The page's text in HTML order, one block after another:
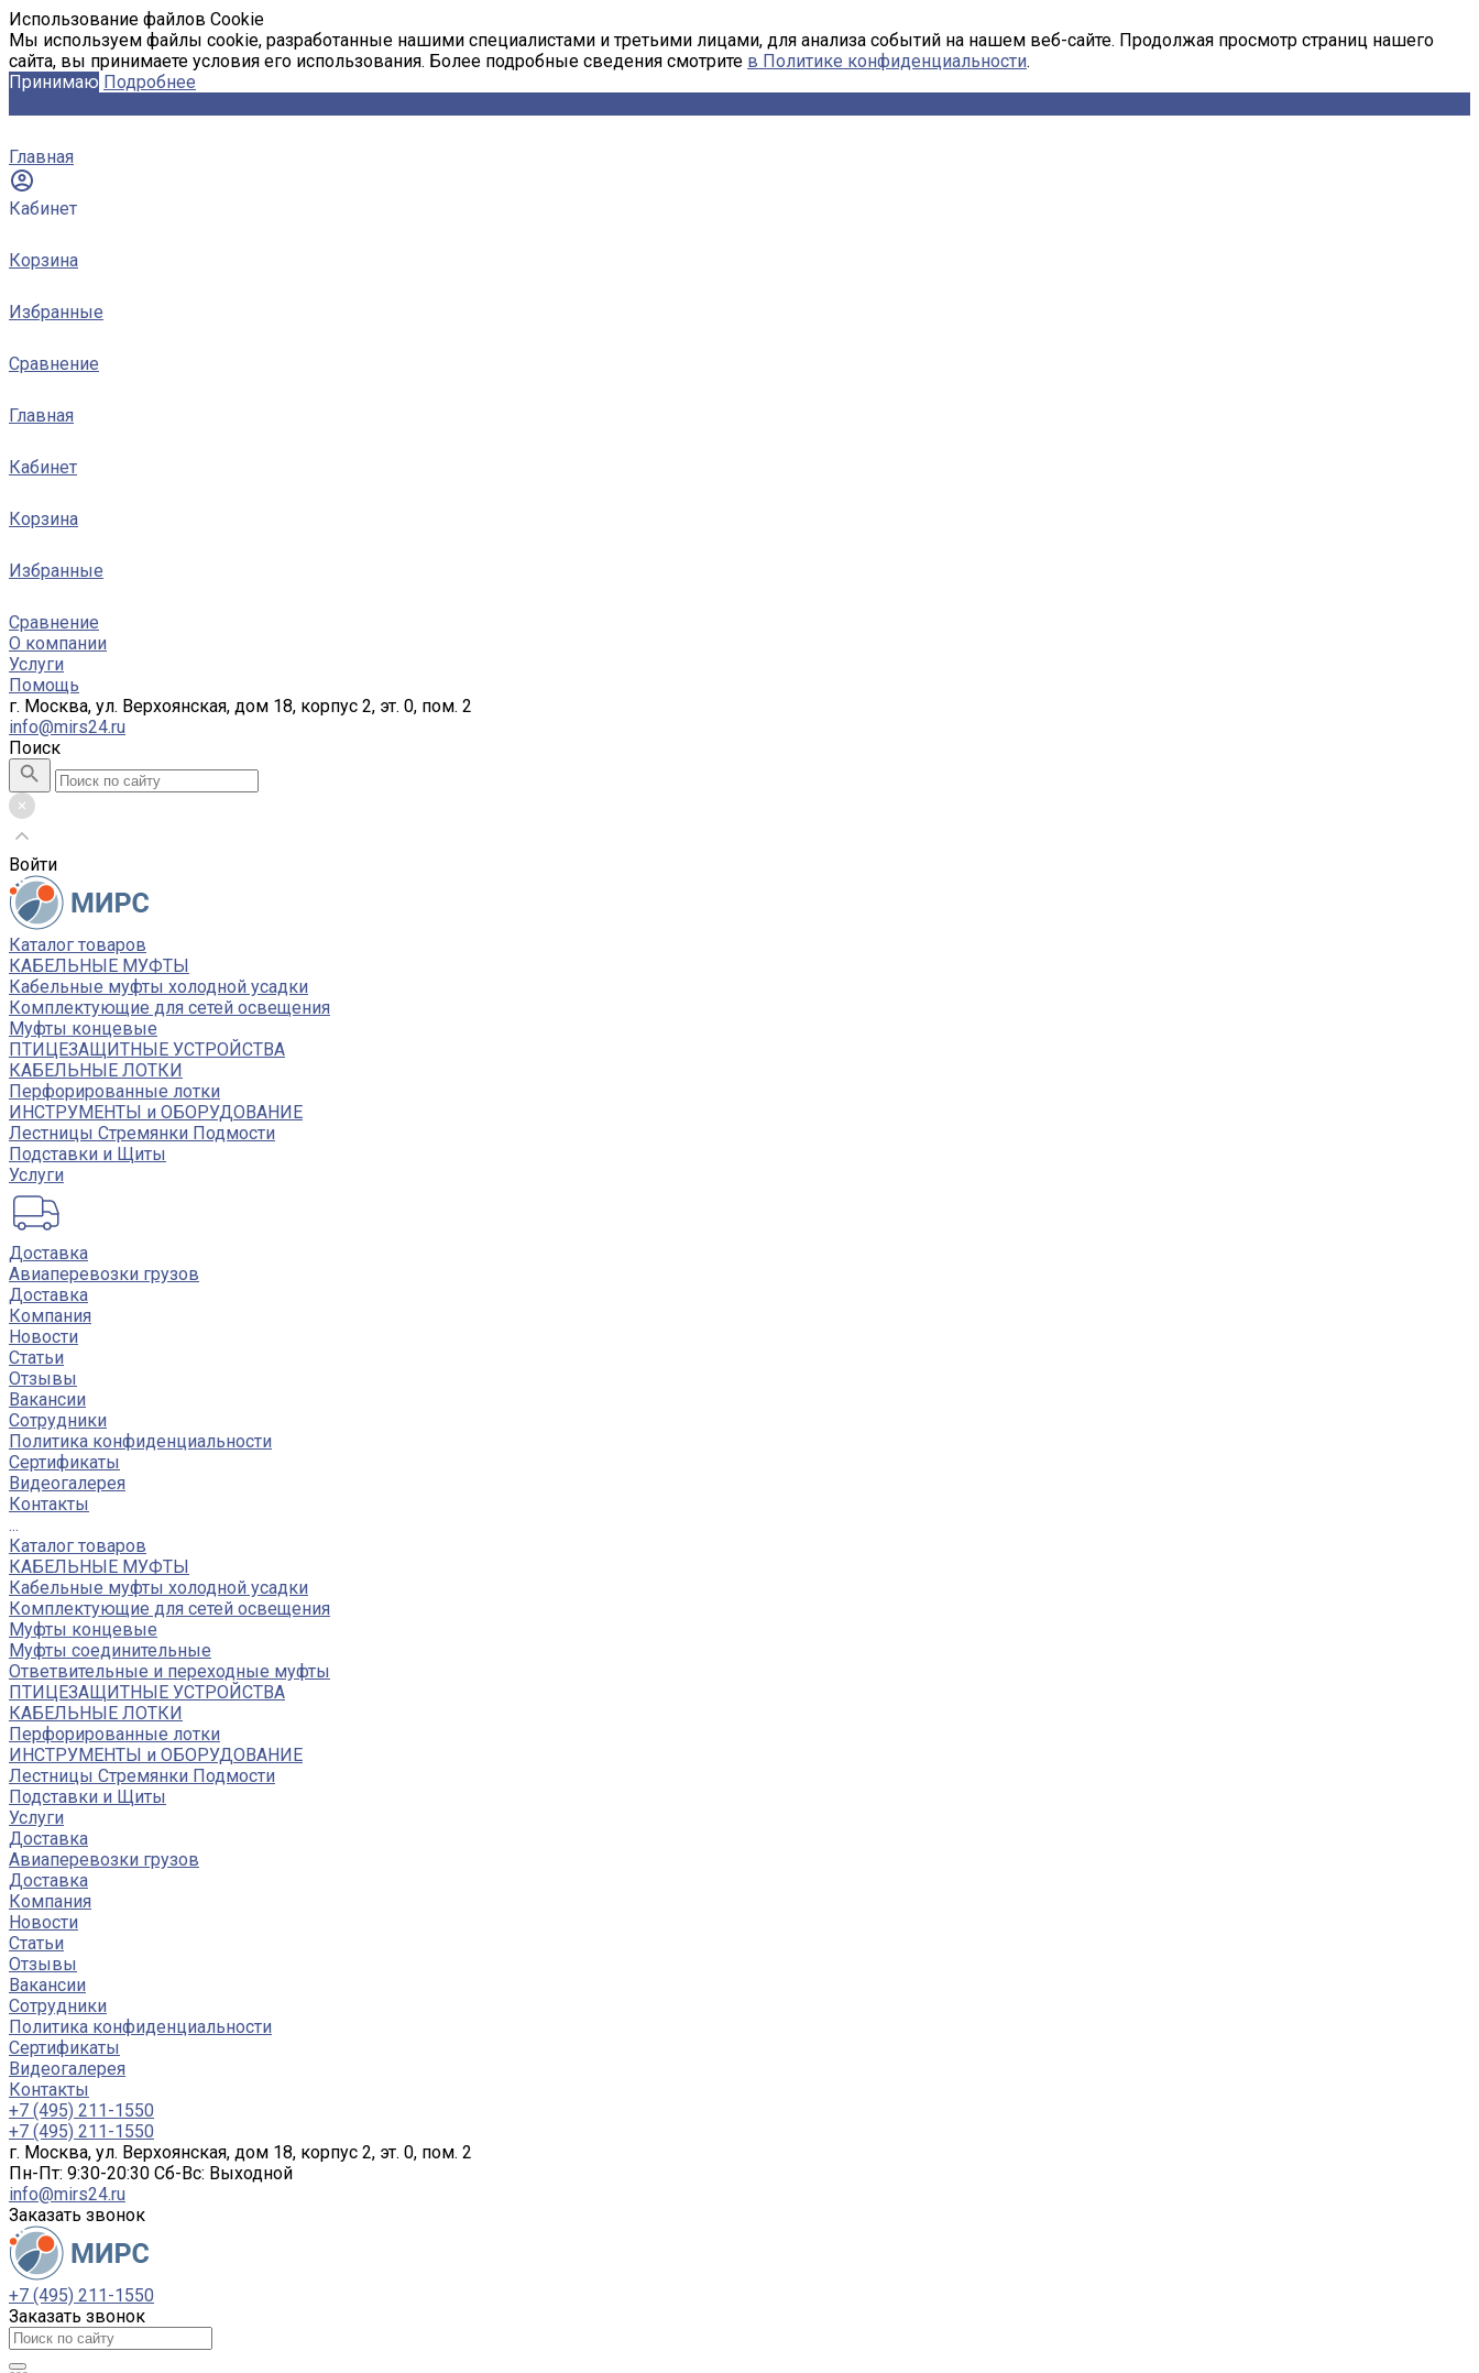
Использование файлов Cookie
Мы используем файлы cookie, разработанные нашими специалистами и третьими лицами, для анализа событий на нашем веб-сайте. Продолжая просмотр страниц нашего
сайта, вы принимаете условия его использования. Более подробные сведения смотрите в Политике конфиденциальности.
Принимаю Подробнее
Главная
Кабинет
Корзина
Избранные
Сравнение
Главная
Кабинет
Корзина
Избранные
Сравнение
О компании
Услуги
Помощь
г. Москва, ул. Верхоянская, дом 18, корпус 2, эт. 0, пом. 2
info@mirs24.ru
Поиск
Войти
Каталог товаров
КАБЕЛЬНЫЕ МУФТЫ
Кабельные муфты холодной усадки
Комплектующие для сетей освещения
Муфты концевые
ПТИЦЕЗАЩИТНЫЕ УСТРОЙСТВА
КАБЕЛЬНЫЕ ЛОТКИ
Перфорированные лотки
ИНСТРУМЕНТЫ и ОБОРУДОВАНИЕ
Лестницы Стремянки Подмости
Подставки и Щиты
Услуги
Доставка
Авиаперевозки грузов
Доставка
Компания
Новости
Статьи
Отзывы
Вакансии
Сотрудники
Политика конфиденциальности
Сертификаты
Видеогалерея
Контакты
...
Каталог товаров
КАБЕЛЬНЫЕ МУФТЫ
Кабельные муфты холодной усадки
Комплектующие для сетей освещения
Муфты концевые
Муфты соединительные
Ответвительные и переходные муфты
ПТИЦЕЗАЩИТНЫЕ УСТРОЙСТВА
КАБЕЛЬНЫЕ ЛОТКИ
Перфорированные лотки
ИНСТРУМЕНТЫ и ОБОРУДОВАНИЕ
Лестницы Стремянки Подмости
Подставки и Щиты
Услуги
Доставка
Авиаперевозки грузов
Доставка
Компания
Новости
Статьи
Отзывы
Вакансии
Сотрудники
Политика конфиденциальности
Сертификаты
Видеогалерея
Контакты
+7 (495) 211-1550
+7 (495) 211-1550
г. Москва, ул. Верхоянская, дом 18, корпус 2, эт. 0, пом. 2
Пн-Пт: 9:30-20:30 Cб-Вс: Выходной
info@mirs24.ru
Заказать звонок
+7 (495) 211-1550
Заказать звонок